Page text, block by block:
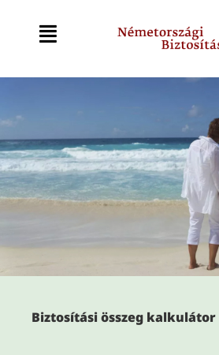
Biztosítási összeg kalkulátor